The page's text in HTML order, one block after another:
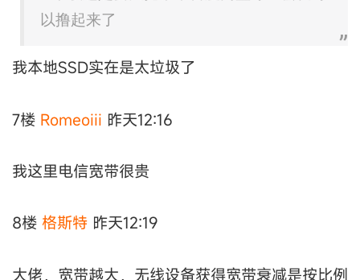
以撸起来了
我本地SSD实在是太垃圾了
7楼 Romeoiii 昨天12:16
我这里电信宽带很贵
8楼 格斯特 昨天12:19
大佬，宽带越大，无线设备获得宽带衰减是按比例